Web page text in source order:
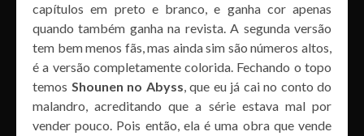
capítulos em preto e branco, e ganha cor apenas
quando também ganha na revista. A segunda versão
tem bem menos fãs, mas ainda sim são números altos,
é a versão completamente colorida. Fechando o topo
temos Shounen no Abyss, que eu já cai no conto do
malandro, acreditando que a série estava mal por
vender pouco. Pois então, ela é uma obra que vende